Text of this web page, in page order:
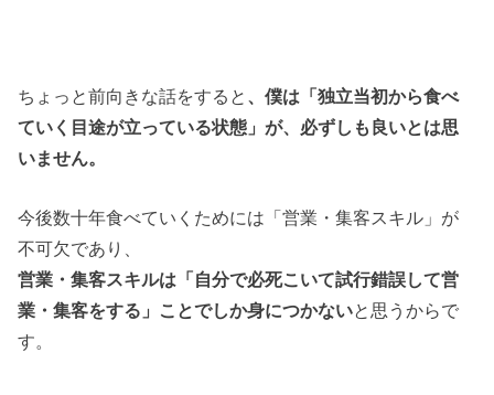
ちょっと前向きな話をすると 、僕は「独立当初から食べ
ていく目途が立っている状態」が、必ずしも良いとは思
いません。
今後数十年食べていくためには「営業・集客スキル」が
不可欠であり、
営業・集客スキルは「自分で必死こいて試行錯誤して営
業・集客をする」ことでしか身につかないと思うからで
す。